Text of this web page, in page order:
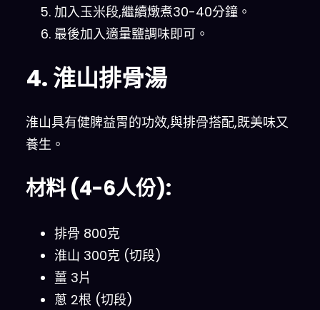
加入玉米段,繼續燉煮30-40分鐘。
最後加入適量鹽調味即可。
4. 淮山排骨湯
淮山具有健脾益胃的功效,與排骨搭配,既美味又
養生。
材料 (4-6人份):
排骨 800克
淮山 300克 (切段)
薑 3片
蔥 2根 (切段)